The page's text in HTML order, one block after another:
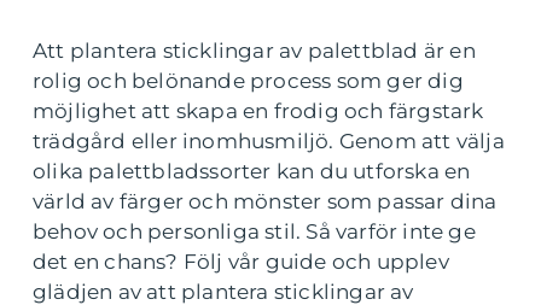
Att plantera sticklingar av palettblad är en
rolig och belönande process som ger dig
möjlighet att skapa en frodig och färgstark
trädgård eller inomhusmiljö. Genom att välja
olika palettbladssorter kan du utforska en
värld av färger och mönster som passar dina
behov och personliga stil. Så varför inte ge
det en chans? Följ vår guide och upplev
glädjen av att plantera sticklingar av